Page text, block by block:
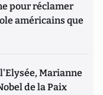
pour réclamer
américains que
Marianne
de la Paix